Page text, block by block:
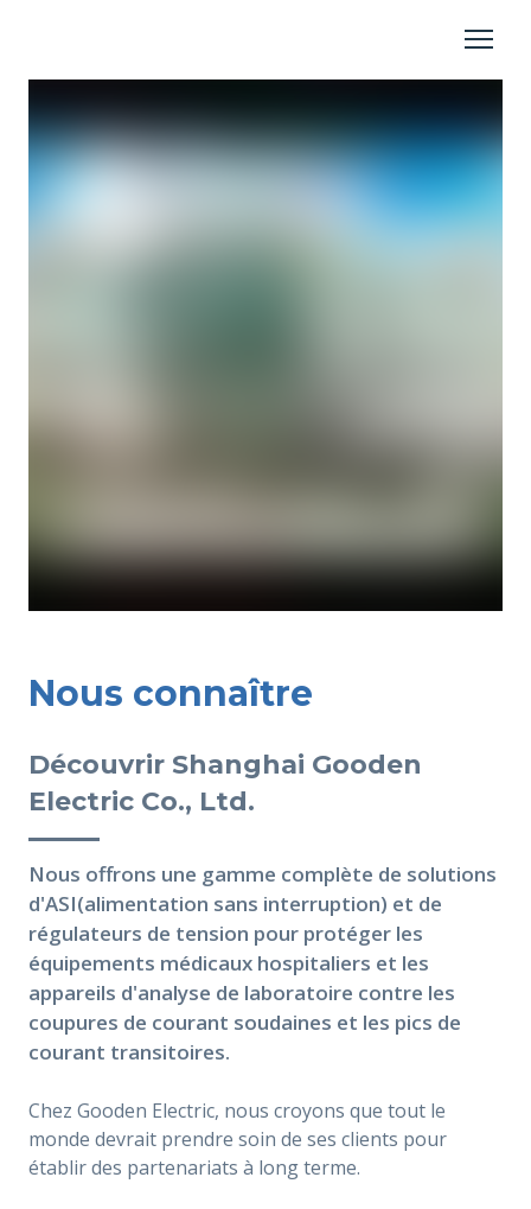
Nous connaître
Découvrir Shanghai Gooden
Electric Co., Ltd.
Nous offrons une gamme complète de solutions
d'ASI(alimentation sans interruption) et de
régulateurs de tension pour protéger les
équipements médicaux hospitaliers et les
appareils d'analyse de laboratoire contre les
coupures de courant soudaines et les pics de
courant transitoires.
Chez Gooden Electric, nous croyons que tout le
monde devrait prendre soin de ses clients pour
établir des partenariats à long terme.